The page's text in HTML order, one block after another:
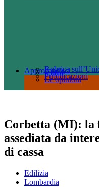
Approfondisci
Le opinioni
Pubblicazioni
Video
Rubrica
Corbetta (MI): la
assediata da
di cassa
Edilizia
Lombardia